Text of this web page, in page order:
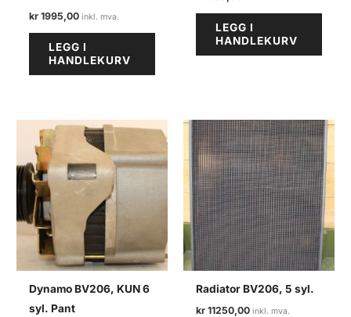
kr 1995,00
LEGG I
HANDLEKURV
LEGG I
HANDLEKURV
Dynamo BV206, KUN 6
syl. Pant
Radiator BV206, 5 syl.
kr 11250,00